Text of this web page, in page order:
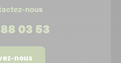
nous
03 53
nous